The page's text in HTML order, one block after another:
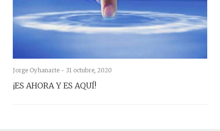
Jorge Oyhanarte - 31 octubre, 2020
¡ES AHORA Y ES AQUÍ!